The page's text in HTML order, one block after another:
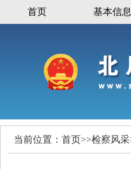
首页 基本信息
当前位置： 首页>>检察风采